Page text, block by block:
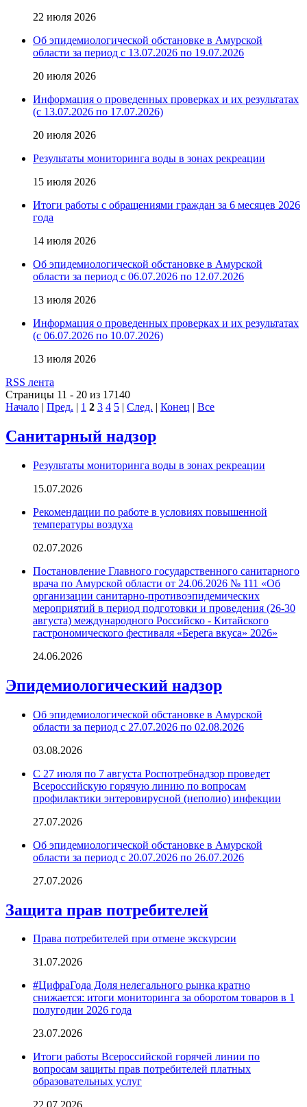
22 июля 2026
Об эпидемиологической обстановке в Амурской
области за период с 13.07.2026 по 19.07.2026
20 июля 2026
Информация о проведенных проверках и их результатах
(с 13.07.2026 по 17.07.2026)
20 июля 2026
Результаты мониторинга воды в зонах рекреации
15 июля 2026
Итоги работы с обращениями граждан за 6 месяцев 2026
года
14 июля 2026
Об эпидемиологической обстановке в Амурской
области за период с 06.07.2026 по 12.07.2026
13 июля 2026
Информация о проведенных проверках и их результатах
(с 06.07.2026 по 10.07.2026)
13 июля 2026
RSS лента
Страницы 11 - 20 из 17140
Начало | Пред. | 1 2 3 4 5 | След. | Конец | Все
Санитарный надзор
Результаты мониторинга воды в зонах рекреации
15.07.2026
Рекомендации по работе в условиях повышенной
температуры воздуха
02.07.2026
Постановление Главного государственного санитарного
врача по Амурской области от 24.06.2026 № 111 «Об
организации санитарно-противоэпидемических
мероприятий в период подготовки и проведения (26-30
августа) международного Российско - Китайского
гастрономического фестиваля «Берега вкуса» 2026»
24.06.2026
Эпидемиологический надзор
Об эпидемиологической обстановке в Амурской
области за период с 27.07.2026 по 02.08.2026
03.08.2026
С 27 июля по 7 августа Роспотребнадзор проведет
Всероссийскую горячую линию по вопросам
профилактики энтеровирусной (неполио) инфекции
27.07.2026
Об эпидемиологической обстановке в Амурской
области за период с 20.07.2026 по 26.07.2026
27.07.2026
Защита прав потребителей
Права потребителей при отмене экскурсии
31.07.2026
#ЦифраГода Доля нелегального рынка кратно
снижается: итоги мониторинга за оборотом товаров в 1
полугодии 2026 года
23.07.2026
Итоги работы Всероссийской горячей линии по
вопросам защиты прав потребителей платных
образовательных услуг